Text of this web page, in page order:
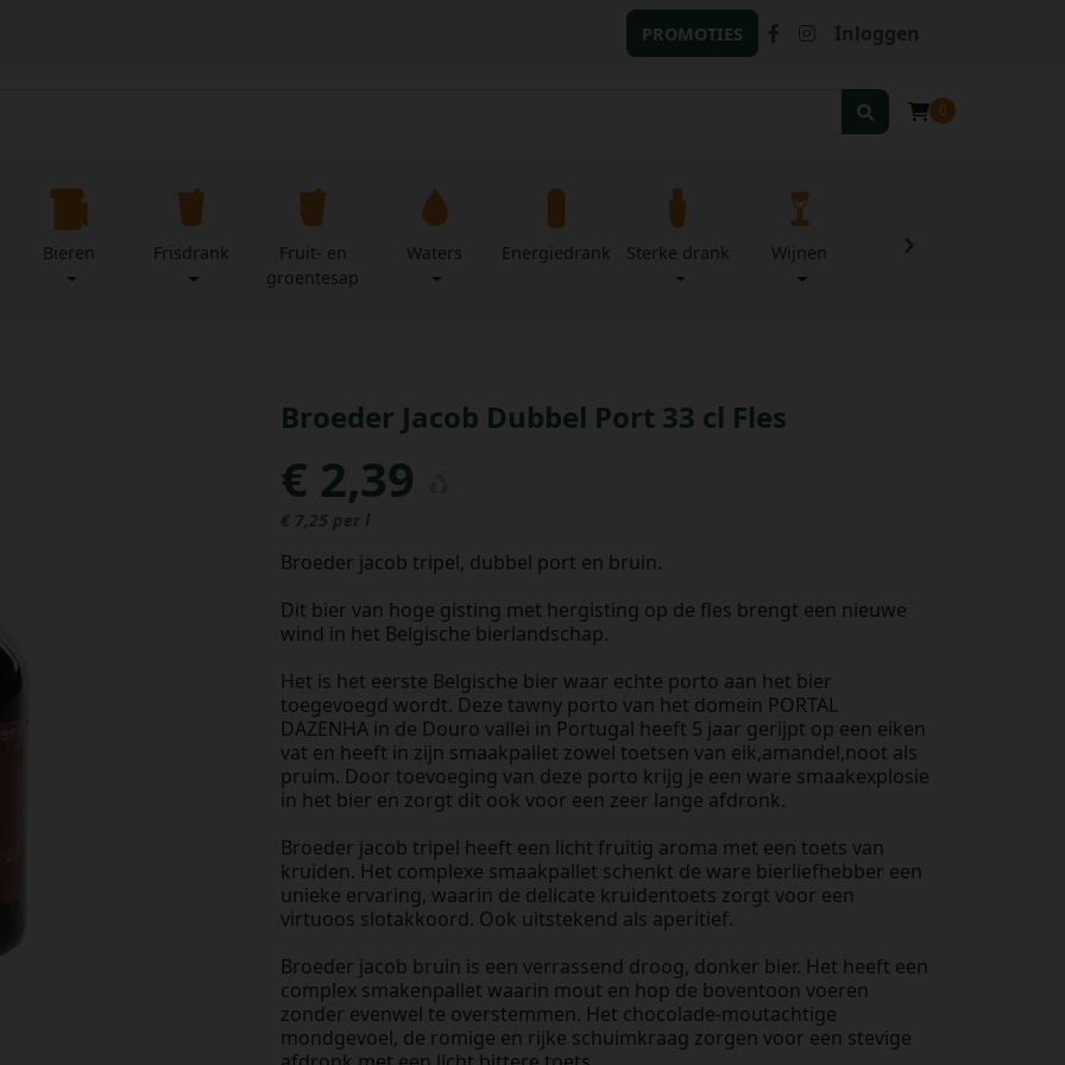
PROMOTIES Inloggen
0
Bieren Frisdrank
Fruit- en
groentesap
Waters Energiedrank Sterke drank Wijnen Zuivel
›
Broeder Jacob Dubbel Port 33 cl Fles
€ 2,39
€ 7,25 per l
Broeder jacob tripel, dubbel port en bruin.
Dit bier van hoge gisting met hergisting op de fles brengt een nieuwe
wind in het Belgische bierlandschap.
Het is het eerste Belgische bier waar echte porto aan het bier
toegevoegd wordt. Deze tawny porto van het domein PORTAL
DAZENHA in de Douro vallei in Portugal heeft 5 jaar gerijpt op een eiken
vat en heeft in zijn smaakpallet zowel toetsen van eik,amandel,noot als
pruim. Door toevoeging van deze porto krijg je een ware smaakexplosie
in het bier en zorgt dit ook voor een zeer lange afdronk.
Broeder jacob tripel heeft een licht fruitig aroma met een toets van
kruiden. Het complexe smaakpallet schenkt de ware bierliefhebber een
unieke ervaring, waarin de delicate kruidentoets zorgt voor een
virtuoos slotakkoord. Ook uitstekend als aperitief.
Broeder jacob bruin is een verrassend droog, donker bier. Het heeft een
complex smakenpallet waarin mout en hop de boventoon voeren
zonder evenwel te overstemmen. Het chocolade-moutachtige
mondgevoel, de romige en rijke schuimkraag zorgen voor een stevige